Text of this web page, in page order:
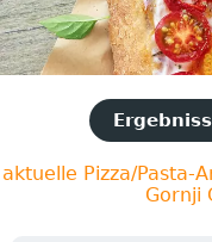
aktuelle Pizza/Pasta-
Gornji